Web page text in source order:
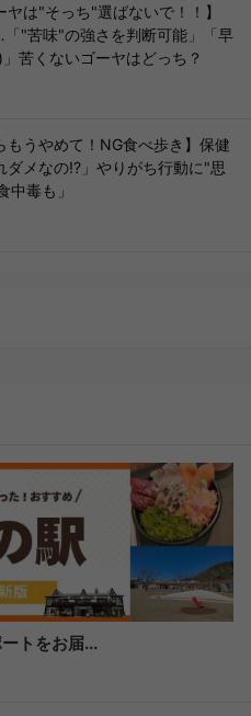
ヤは"そっち"選ばないで！！】
"苦味"の強さを判断可能」「早
苦くないゴーヤはどっち？
もうやめて！NG食べ歩き】保健
ダメなの!?」やりがち行動に"思
毒も」
トをお届...